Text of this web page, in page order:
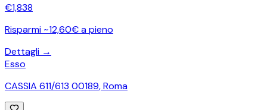
€1,838
Risparmi ~12,60€ a pieno
Dettagli →
Esso
CASSIA 611/613 00189,Roma